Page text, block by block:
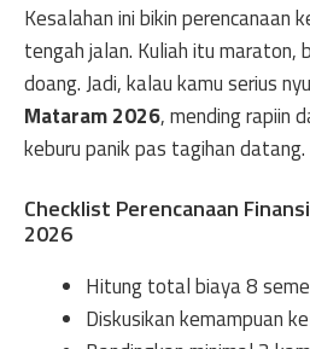
Kesalahan ini bikin perencanaan
tengah jalan. Kuliah itu maraton,
doang. Jadi, kalau kamu serius
Mataram 2026, mending rapiin
keburu panik pas tagihan datang.
Checklist Perencanaan
2026
Hitung total biaya 8
Diskusikan kemampuan